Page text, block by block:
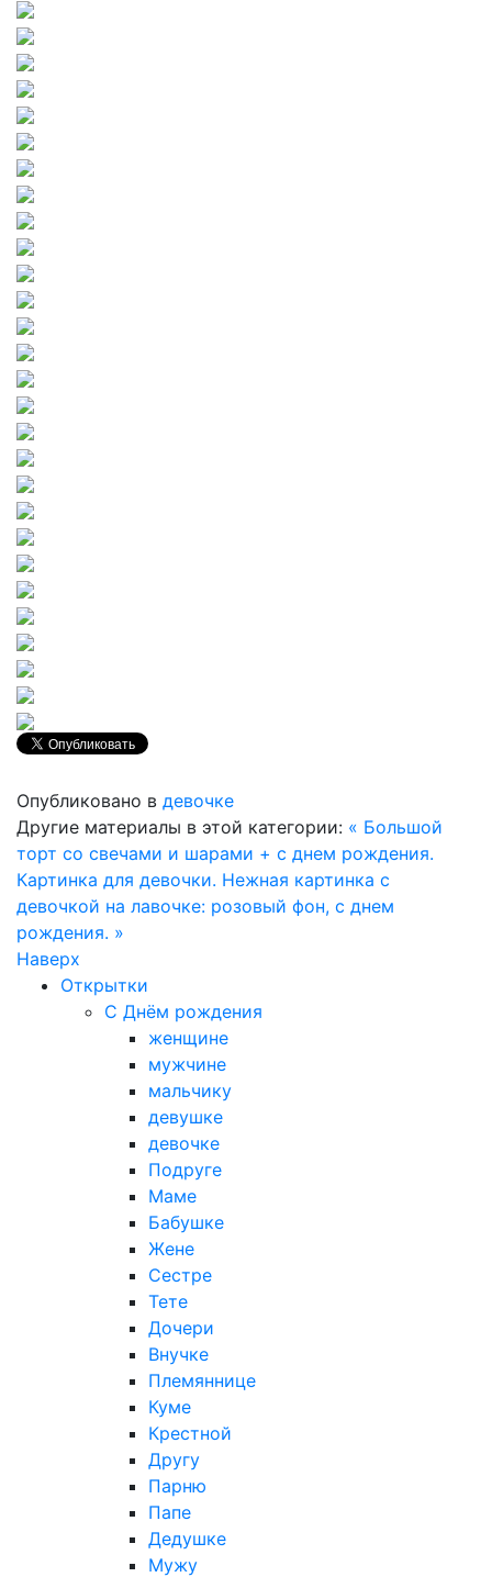
Опубликовано в девочке
Другие материалы в этой категории: « Большой
торт со свечами и шарами + с днем рождения.
Картинка для девочки. Нежная картинка с
девочкой на лавочке: розовый фон, с днем
рождения. »
Наверх
Открытки
С Днём рождения
женщине
мужчине
мальчику
девушке
девочке
Подруге
Маме
Бабушке
Жене
Сестре
Тете
Дочери
Внучке
Племяннице
Куме
Крестной
Другу
Парню
Папе
Дедушке
Мужу